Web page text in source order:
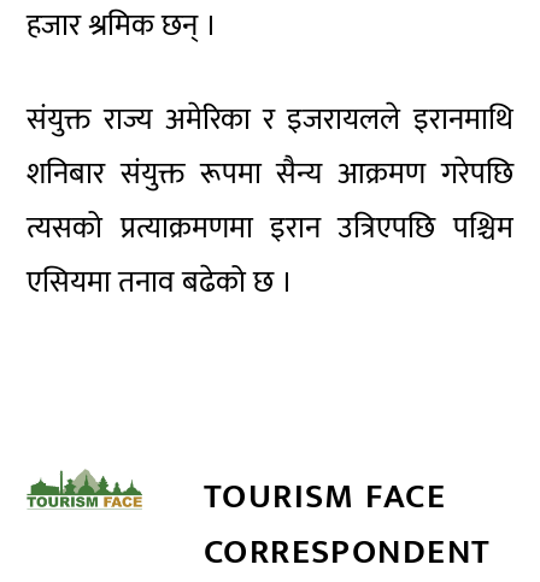
हजार श्रमिक छन् ।
संयुक्त राज्य अमेरिका र इजरायलले इरानमाथि
शनिबार संयुक्त रूपमा सैन्य आक्रमण गरेपछि
त्यसको प्रत्याक्रमणमा इरान उत्रिएपछि पश्चिम
एसियमा तनाव बढेको छ ।
TOURISM FACE
CORRESPONDENT